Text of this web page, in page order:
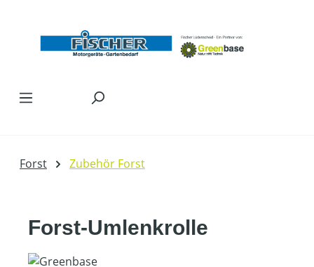
Forst Zubehör Forst
Forst-Umlenkrolle